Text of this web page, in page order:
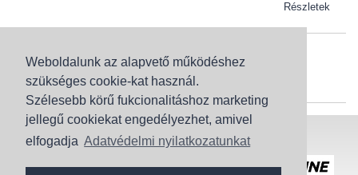
Weboldalunk az alapvető működéshez
szükséges cookie-kat használ.
Szélesebb körű fukcionalitáshoz marketing
jellegű cookiekat engedélyezhet, amivel
elfogadja Adatvédelmi nyilatkozatunkat
Részletek
Szaknévsor
Szaknévsorunk folyamatosan bővül.
Baranya (62)
Bács-Kiskun (43)
Békés (49)
Honlaptérkép Adatvédelem